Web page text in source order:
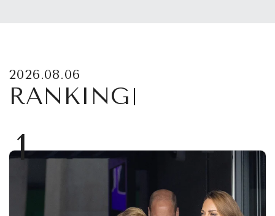
2026.08.06
RANKING
1